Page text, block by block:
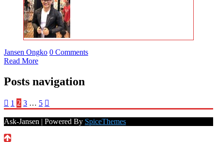
Jansen Ongko 0 Comments
Read More
Posts navigation
1 2 3 … 5
Ask-Jansen | Powered By SpiceThemes